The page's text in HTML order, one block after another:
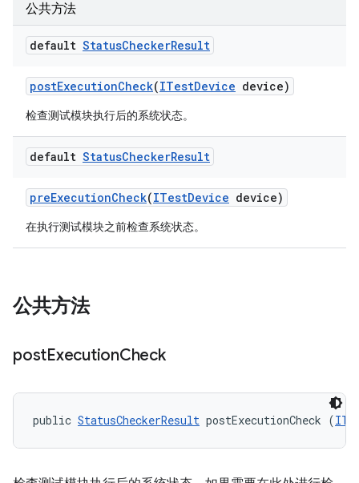
公共方法
default StatusCheckerResult
postExecutionCheck(ITestDevice device)
检查测试模块执行后的系统状态。
default StatusCheckerResult
preExecutionCheck(ITestDevice device)
在执行测试模块之前检查系统状态。
公共方法
postExecutionCheck
public StatusCheckerResult postExecutionCheck (